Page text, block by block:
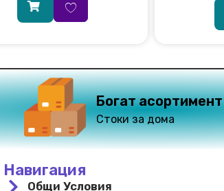
Богат асортимент
Стоки за дома
Навигация
Общи Условия